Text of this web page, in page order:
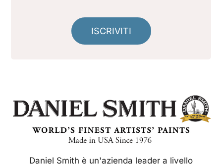
ISCRIVITI
Daniel Smith è un'azienda leader a livello